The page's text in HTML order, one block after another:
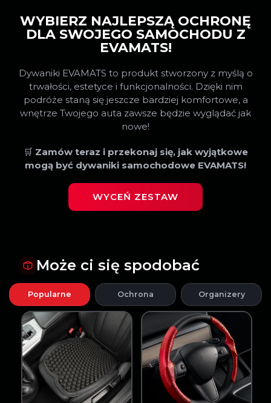
WYBIERZ NAJLEPSZĄ OCHRONĘ
DLA SWOJEGO SAMOCHODU Z
EVAMATS!
Dywaniki EVAMATS to produkt stworzony z myślą o
trwałości, estetyce i funkcjonalności. Dzięki nim
podróże staną się jeszcze bardziej komfortowe, a
wnętrze Twojego auta zawsze będzie wyglądać jak
nowe!
🛒 Zamów teraz i przekonaj się, jak wyjątkowe
mogą być dywaniki samochodowe EVAMATS!
WYCEŃ ZESTAW
Może ci się spodobać
Popularne Ochrona Organizery